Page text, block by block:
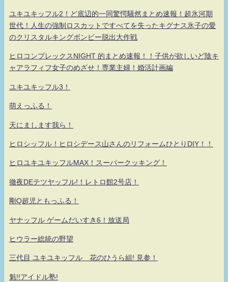
ユキユキッフル2！ど底辺的一同驚愕騒然まとめ速報！超氷河期
世代！人生の強制ロスカットですべてを失ったキグナス氷子の愛
のクリスタルキングボンビー脱出大作戦
ヒロコンプレックスNIGHT 的まとめ速報！！子供が欲しいど陰キ
ャアラフィフ女子のめざせ！専業主婦！婚活計画編
ユキユキッフル3！
萌えっふる！
天にまします我ら！
ヒロシッフル！ヒロシデース山さんのリフォームひとりDIY！！
ヒロユキユキッフルMAX！スーパークッキング！
徹夜DEテツヤッフル!！レトロ館2号店！
剛Q超児ともっふる！
ヤナッフル ゲームだいすき6！放送局
ヒウラー総統の野望
三代目 ユキユキッフル 花のひうら組! 見参！
魁!!アイドル塾!